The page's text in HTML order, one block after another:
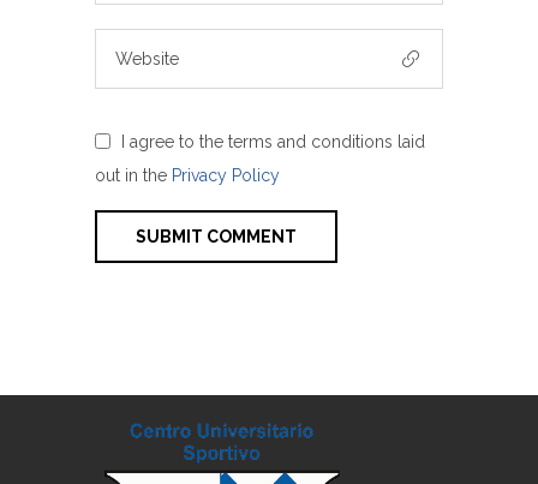
I agree to the terms and conditions laid
out in the Privacy Policy